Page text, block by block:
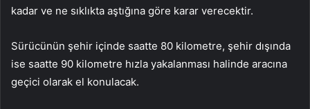
kadar ve ne sıklıkta aştığına göre karar verecektir.
Sürücünün şehir içinde saatte 80 kilometre, şehir dışında
ise saatte 90 kilometre hızla yakalanması halinde aracına
geçici olarak el konulacak.